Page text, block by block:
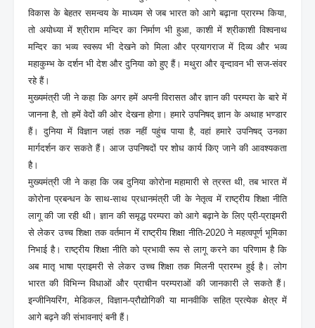
विकास के बेहतर समन्वय के माध्यम से जब भारत को आगे बढ़ाना प्रारम्भ किया,
तो अयोध्या में श्रीराम मन्दिर का निर्माण भी हुआ, काशी में श्रीकाशी विश्वनाथ
मन्दिर का भव्य स्वरूप भी देखने को मिला और प्रयागराज में दिव्य और भव्य
महाकुम्भ के दर्शन भी देश और दुनिया को हुए हैं। मथुरा और वृन्दावन भी सज-संवर
रहे हैं।
मुख्यमंत्री जी ने कहा कि अगर हमें अपनी विरासत और ज्ञान की परम्परा के बारे में
जानना है, तो हमें वेदों की ओर देखना होगा। हमारे उपनिषद् ज्ञान के अथाह भण्डार
हैं। दुनिया में विज्ञान जहां तक नहीं पहुंच पाया है, वहां हमारे उपनिषद् उनका
मार्गदर्शन कर सकते हैं। आज उपनिषदों पर शोध कार्य किए जाने की आवश्यकता
है।
मुख्यमंत्री जी ने कहा कि जब दुनिया कोरोना महामारी से त्रस्त थी, तब भारत में
कोरोना प्रबन्धन के साथ-साथ प्रधानमंत्री जी के नेतृत्व में राष्ट्रीय शिक्षा नीति
लागू की जा रही थी। ज्ञान की समृद्ध परम्परा को आगे बढ़ाने के लिए प्री-प्राइमरी
से लेकर उच्च शिक्षा तक वर्तमान में राष्ट्रीय शिक्षा नीति-2020 ने महत्वपूर्ण भूमिका
निभाई है। राष्ट्रीय शिक्षा नीति को प्रभावी रूप से लागू करने का परिणाम है कि
अब मातृ भाषा प्राइमरी से लेकर उच्च शिक्षा तक मिलनी प्रारम्भ हुई है। लोग
भारत की विभिन्न विधाओं और प्राचीन परम्पराओं की जानकारी ले सकते हैं।
इन्जीनियरिंग, मेडिकल, विज्ञान-प्रौद्योगिकी या मानवीकि सहित प्रत्येक क्षेत्र में
आगे बढ़ने की संभावनाएं बनी हैं।